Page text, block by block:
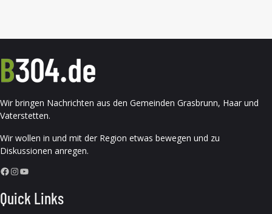
Wir bringen Nachrichten aus den Gemeinden Grasbrunn, Haar und
Vaterstetten.
Wir wollen in und mit der Region etwas bewegen und zu
Diskussionen anregen.
Facebook InstagramYouTube
Quick Links